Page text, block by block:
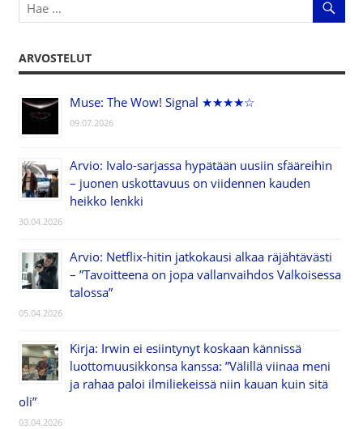
ARVOSTELUT
Muse: The Wow! Signal ★★★★☆
09.07.2026
Arvio: Ivalo-sarjassa hypätään uusiin sfääreihin
– juonen uskottavuus on viidennen kauden
heikko lenkki
30.04.2026
Arvio: Netflix-hitin jatkokausi alkaa räjähtävästi
– ”Tavoitteena on jopa vallanvaihdos Valkoisessa
talossa”
05.04.2026
Kirja: Irwin ei esiintynyt koskaan kännissä
luottomuusikkonsa kanssa: ”Välillä viinaa meni
ja rahaa paloi ilmiliekeissä niin kauan kuin sitä
oli”
03.04.2026